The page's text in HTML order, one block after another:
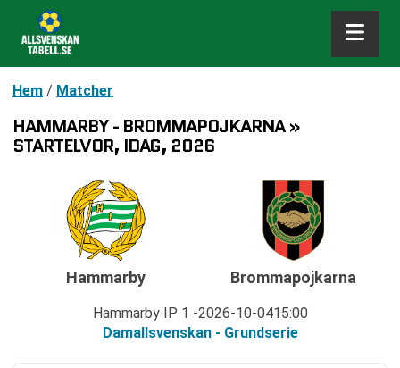
Hem / Matcher
HAMMARBY - BROMMAPOJKARNA »
STARTELVOR, IDAG, 2026
Hammarby
Hammarby IP 1 2026-10-0415:00
Damallsvenskan - Grundserie
Brommapojkarna